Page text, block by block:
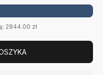
2844.00 zł